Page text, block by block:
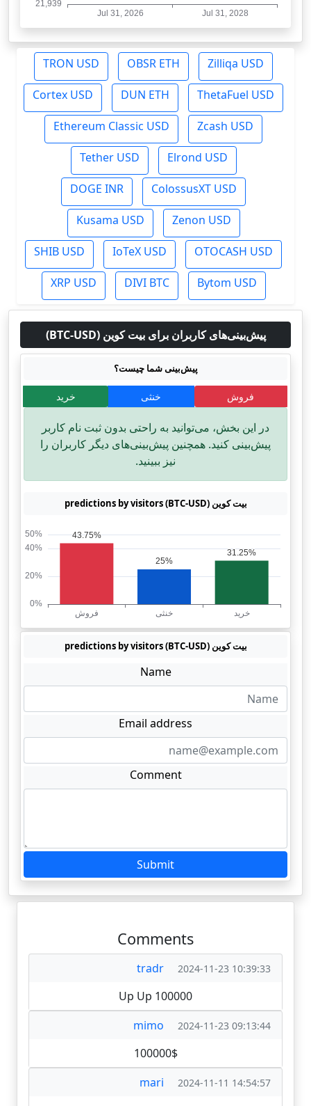
Zilliqa USD
OBSR ETH
TRON USD
ThetaFuel USD
DUN ETH
Cortex USD
Zcash USD
Ethereum Classic USD
Elrond USD
Tether USD
ColossusXT USD
DOGE INR
Zenon USD
Kusama USD
OTOCASH USD
IoTeX USD
SHIB USD
Bytom USD
DIVI BTC
XRP USD
پیش‌بینی‌های کاربران برای بیت کوین (BTC-USD)
پیش‌بینی شما چیست؟
فروش خنثی خرید
در این بخش، می‌توانید به راحتی بدون ثبت نام کاربر
پیش‌بینی کنید. همچنین پیش‌بینی‌های دیگر کاربران را
نیز ببینید.
بیت کوین (BTC-USD) predictions by visitors
بیت کوین (BTC-USD) predictions by visitors
Name
Email address
Comment
Submit
Comments
tradr 2024-11-23 10:39:33
Up Up 100000
mimo
2024-11-23 09:13:44
100000$
mari
2024-11-11 14:54:57